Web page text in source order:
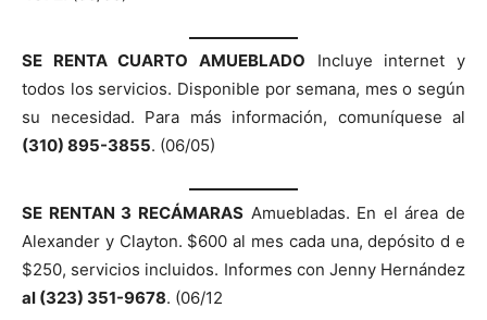
SE RENTA CUARTO AMUEBLADO Incluye internet y
todos los servicios. Disponible por semana, mes o según
su necesidad. Para más información, comuníquese al
(310) 895-3855. (06/05)
SE RENTAN 3 RECÁMARASAmuebladas. En el área de
Alexander y Clayton. $600 al mes cada una, depósito d e
$250, servicios incluidos. Informes con Jenny Hernández
al (323) 351-9678. (06/12